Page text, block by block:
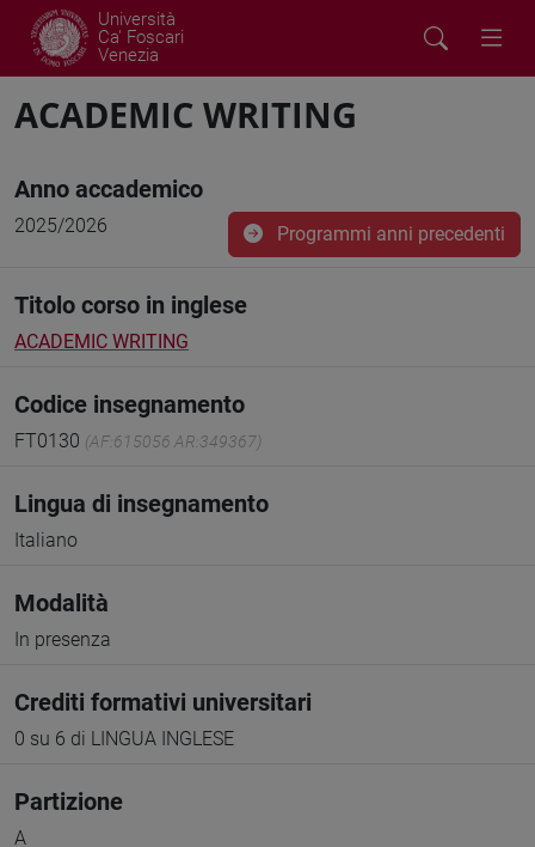
Università
Ca' Foscari
Venezia
ACADEMIC WRITING
Anno accademico
2025/2026 Programmi anni precedenti
Titolo corso in inglese
ACADEMIC WRITING
Codice insegnamento
FT0130 (AF:615056 AR:349367)
Lingua di insegnamento
Italiano
Modalità
In presenza
Crediti formativi universitari
0 su 6 di LINGUA INGLESE
Partizione
A